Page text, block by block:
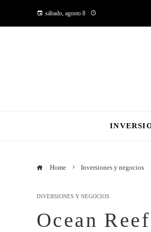
sábado, agosto 8
Home Inversiones y negocios
INVERSIONES Y NEGOCIOS
Ocean